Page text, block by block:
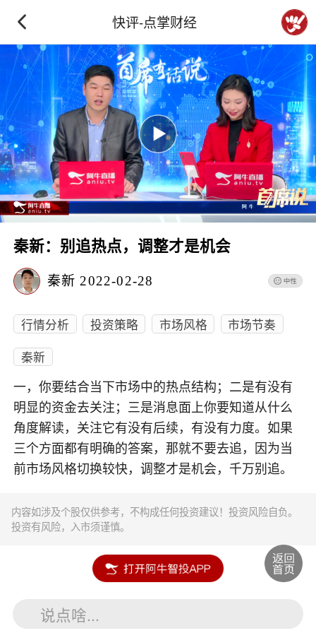
快评-点掌财经
秦新：别追热点，调整才是机会
秦新 2022-02-28
行情分析 投资策略 市场风格
市场节奏
秦新
一，你要结合当下市场中的热点结构；二是有没有
明显的资金去关注；三是消息面上你要知道从什么
角度解读，关注它有没有后续，有没有力度。如果
三个方面都有明确的答案，那就不要去追，因为当
前市场风格切换较快，调整才是机会，千万别追。
内容如涉及个股仅供参考，不构成任何投资建议！投资风险自负。
投资有风险，入市须谨慎。
说点啥...